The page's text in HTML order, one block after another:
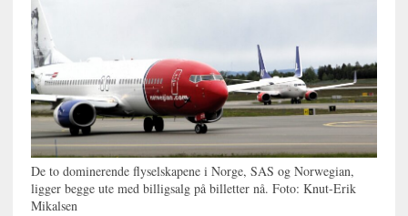
De to dominerende flyselskapene i Norge, SAS og Norwegian,
ligger begge ute med billigsalg på billetter nå. Foto: Knut-Erik
Mikalsen